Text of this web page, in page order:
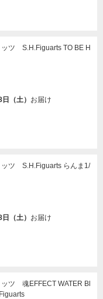
ッツ S.H.Figuarts TO BE H
（土） お届け
ッツ S.H.Figuarts らんま1/
（土） お届け
ツ 魂EFFECT WATER Bl